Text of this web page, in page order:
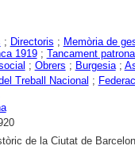
; Directoris ; Memòria de
1919; Tancament
; Obrers ; Burgesia;
Treball Nacional ;
de la Ciutat de